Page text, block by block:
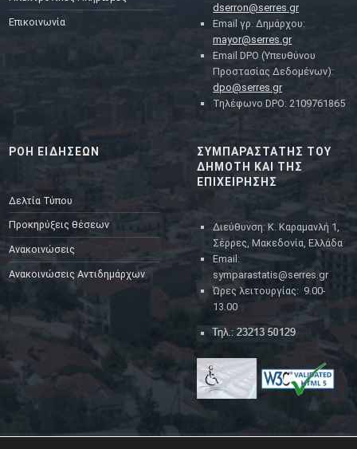
Επικοινωνία
dserron@serres.gr
Email γρ. Δημάρχου:
mayor@serres.gr
Email DPO (Υπευθύνου
Προστασίας Δεδομένων):
dpo@serres.gr
Τηλέφωνο DPO: 2109761865
ΡΟΗ ΕΙΔΗΣΕΩΝ
Δελτία Τύπου
Προκηρύξεις θέσεων
Ανακοινώσεις
Ανακοινώσεις Αντιδημάρχων
ΣΥΜΠΑΡΑΣΤΑΤΗΣ ΤΟΥ
ΔΗΜΟΤΗ ΚΑΙ ΤΗΣ
ΕΠΙΧΕΙΡΗΣΗΣ
Διεύθυνση: Κ. Καραμανλή 1,
Σέρρες, Μακεδονία, Ελλάδα
Email:
symparastatis@serres.gr
Ώρες λειτουργίας: 9.00-
13.00